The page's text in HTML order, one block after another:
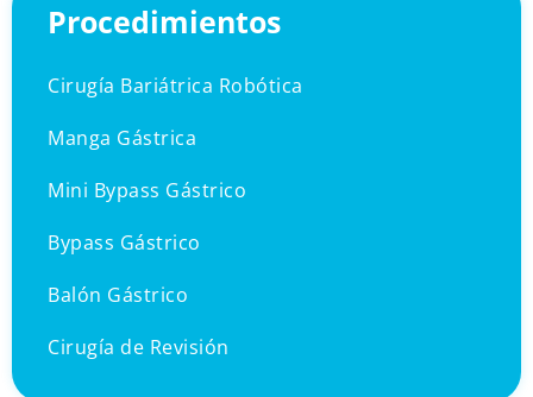
Procedimientos
Cirugía Bariátrica Robótica
Manga Gástrica
Mini Bypass Gástrico
Bypass Gástrico
Balón Gástrico
Cirugía de Revisión